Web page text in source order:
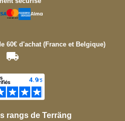
60€ d'achat (France et Belgique)
rangs de Terräng